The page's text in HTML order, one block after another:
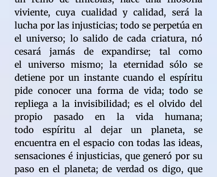
viviente, cuya cualidad y calidad, será la
lucha por las injusticias; todo se perpetúa en
el universo; lo salido de cada criatura, nó
cesará jamás de expandirse; tal como
el universo mismo; la eternidad sólo se
detiene por un instante cuando el espíritu
pide conocer una forma de vida; todo se
repliega a la invisibilidad; es el olvido del
propio pasado en la vida humana;
todo espíritu al dejar un planeta, se
encuentra en el espacio con todas las ideas,
sensaciones é injusticias, que generó por su
paso en el planeta; de verdad os digo, que